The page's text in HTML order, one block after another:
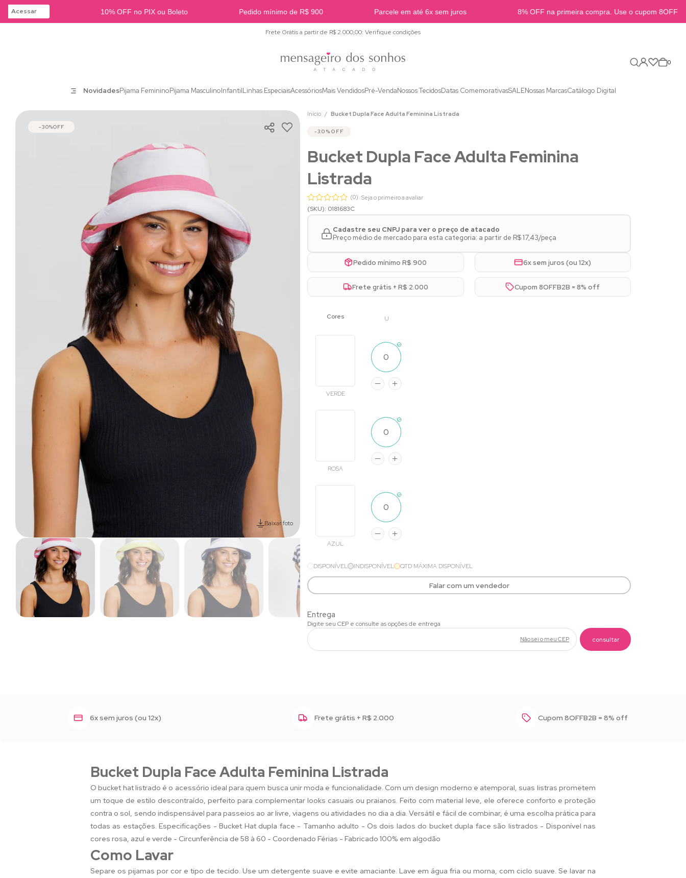
Acessar 10% OFF no PIX ou Boleto Pedido mínimo de R$ 900 Parcele em até 6x sem juros 8% OFF na primeira compra. Use o cupom 8OFFB2B
Frete Grátis a partir de R$ 2.000,00: Verifique condições
0
NovidadesPijama FemininoPijama MasculinoInfantilLinhas EspeciaisAcessóriosMais VendidosPré-VendaNossos TecidosDatas ComemorativasSALENossas MarcasCatálogo Digital
30%OFF
Baixar foto
Início Bucket Dupla Face Adulta Feminina Listrada
30% OFF
Bucket Dupla Face Adulta Feminina
Listrada
(0) Seja o primeiro a avaliar
(SKU): 0181683C
Cadastre seu CNPJ para ver o preço de atacado
Preço médio de mercado para esta categoria: a partir de R$ 17,43/peça
Pedido mínimo R$ 900 6x sem juros (ou 12x)
Frete grátis + R$ 2.000 Cupom 8OFFB2B = 8% off
U
VERDE
ROSA
AZUL
DISPONÍVEL INDISPONÍVEL QTD MÁXIMA DISPONÍVEL
Falar com um vendedor
Não sei o meu CEP
6x sem juros (ou 12x) Frete grátis + R$ 2.000 Cupom 8OFFB2B = 8% off
Bucket Dupla Face Adulta Feminina Listrada
O bucket hat listrado é o acessório ideal para quem busca unir moda e funcionalidade. Com um design moderno e atemporal, suas listras prometem
um toque de estilo descontraído, perfeito para complementar looks casuais ou praianos. Feito com material leve, ele oferece conforto e proteção
contra o sol, sendo indispensável para passeios ao ar livre, viagens ou atividades no dia a dia. Versátil e fácil de combinar, é uma escolha prática para
todas as estações. Especificações - Bucket Hat dupla face - Tamanho adulto - Os dois lados do bucket dupla face são listrados - Disponível nas
cores rosa, azul e verde - Circunferência de 58 à 60 - Coordenado Férias - Fabricado 100% em algodão
Como Lavar
Separe os pijamas por cor e tipo de tecido. Use um detergente suave e evite amaciante. Lave em água fria ou morna, com ciclo suave. Se lavar na